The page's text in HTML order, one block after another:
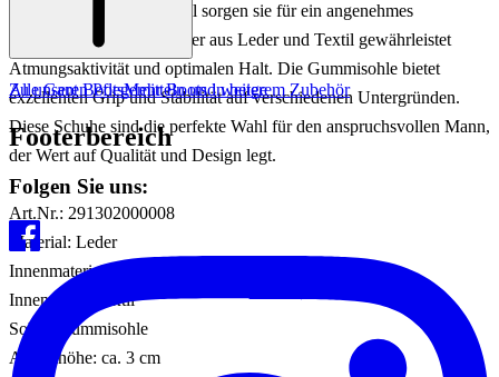
einer Innensohle aus Textil sorgen sie für ein angenehmes
Laufgefühl. Das Innenfutter aus Leder und Textil gewährleistet
Atmungsaktivität und optimalen Halt. Die Gummisohle bietet
exzellenten Grip und Stabilität auf verschiedenen Untergründen.
Diese Schuhe sind die perfekte Wahl für den anspruchsvollen Mann,
der Wert auf Qualität und Design legt.
Art.Nr.: 291302000008
Material: Leder
Innenmaterial: Leder/Textil
Innensohle: Textil
Sohle: Gummisohle
Absatzhöhe: ca. 3 cm
Zu unseren Pflegemitteln und weiterem Zubehör
Alle Gant BootsMehr Boots in beige
Footerbereich
Folgen Sie uns: